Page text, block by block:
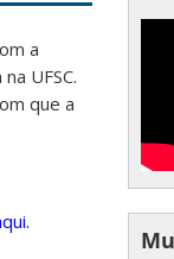
a
UFSC.
que a